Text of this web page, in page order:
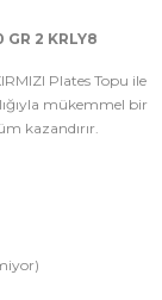
GR 2 KRLY8
Plates Topu ile
mükemmel bir
kazandırır.